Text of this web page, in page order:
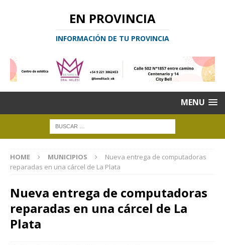
EN PROVINCIA
INFORMACIÓN DE TU PROVINCIA
MENU
HOME MUNICIPIOS
Nueva entrega de computadoras
reparadas en una cárcel de La Plata
Nueva entrega de computadoras
reparadas en una cárcel de La
Plata